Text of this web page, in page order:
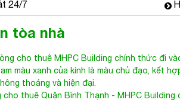
màu xanh của kính là màu chủ đạo, kết
thoáng và hiện đại.
thuê Quận Bình Thạnh
rãi đáp ứng đủ nhu cầu làm bãi đổ xe